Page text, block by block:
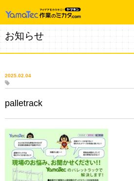
お知らせ
2025.02.04
palletrack